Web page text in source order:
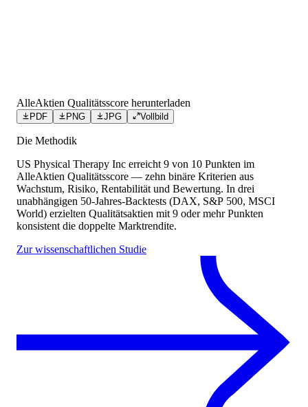
AlleAktien Qualitätsscore herunterladen
PDF PNG JPG Vollbild
Die Methodik
US Physical Therapy Inc erreicht 9 von 10 Punkten im
AlleAktien Qualitätsscore — zehn binäre Kriterien aus
Wachstum, Risiko, Rentabilität und Bewertung. In drei
unabhängigen 50-Jahres-Backtests (DAX, S&P 500, MSCI
World) erzielten Qualitätsaktien mit 9 oder mehr Punkten
konsistent die doppelte Marktrendite.
Zur wissenschaftlichen Studie